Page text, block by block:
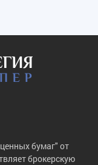
бумаг" от
брокерскую